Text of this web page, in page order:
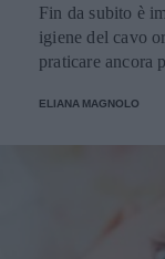
Fin da subito è
igiene del cavo
praticare ancora
elettrico? Da
ELIANA MAGNOLO